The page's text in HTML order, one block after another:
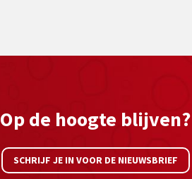
Op de hoogte blijven?
SCHRIJF JE IN VOOR DE NIEUWSBRIEF